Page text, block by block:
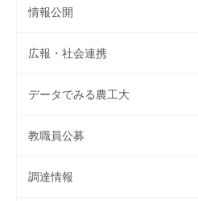
情報公開
広報・社会連携
データでみる農工大
教職員公募
調達情報